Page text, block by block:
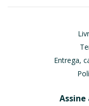
Entrega,